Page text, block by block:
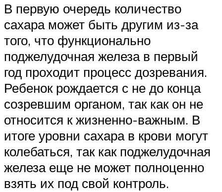
В первую очередь количество
сахара может быть другим из-за
того, что функционально
поджелудочная железа в первый
год проходит процесс дозревания.
Ребенок рождается с не до конца
созревшим органом, так как он не
относится к жизненно-важным. В
итоге уровни сахара в крови могут
колебаться, так как поджелудочная
железа еще не может полноценно
взять их под свой контроль.